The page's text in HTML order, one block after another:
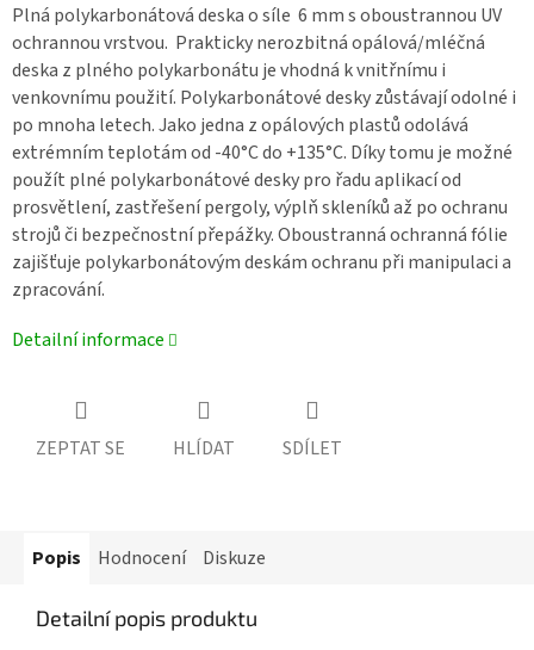
Plná polykarbonátová deska o síle 6 mms oboustrannou UV
ochrannou vrstvou. Prakticky nerozbitná opálová/mléčná
deska z plného polykarbonátu je vhodná k vnitřnímu i
venkovnímu použití. Polykarbonátové deskyzůstávají odolné i
po mnoha letech. Jako jedna z opálových plastů odolává
extrémním teplotám od -40°C do +135°C. Díky tomu je možné
použít plné polykarbonátové deskypro řadu aplikací od
prosvětlení, zastřešení pergoly, výplň skleníků až po ochranu
strojů či bezpečnostní přepážky. Oboustranná ochranná fólie
zajišťuje polykarbonátovým deskámochranu při manipulaci a
zpracování.
Detailní informace
ZEPTAT SE HLÍDAT SDÍLET
Popis Hodnocení Diskuze
Detailní popis produktu